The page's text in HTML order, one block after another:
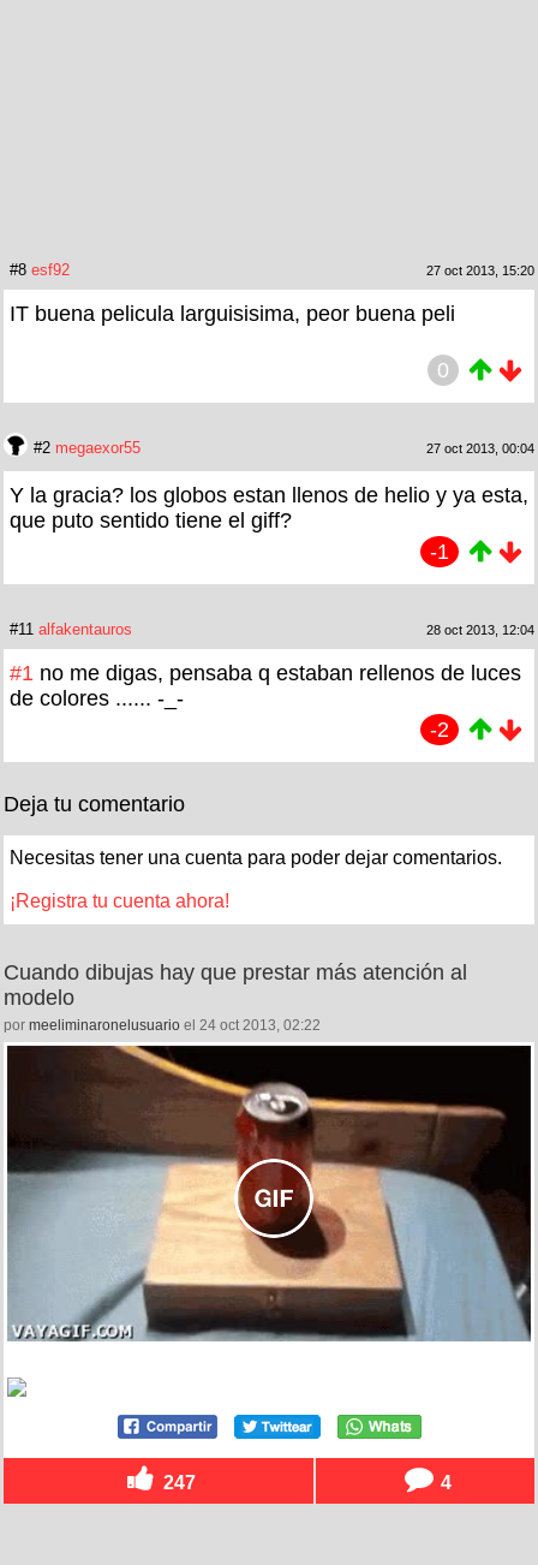
#8 esf92 27 oct 2013, 15:20
IT buena pelicula larguisisima, peor buena peli
0
#2 megaexor55 27 oct 2013, 00:04
Y la gracia? los globos estan llenos de helio y ya esta,
que puto sentido tiene el giff?
-1
#11 alfakentauros 28 oct 2013, 12:04
#1 no me digas, pensaba q estaban rellenos de luces
de colores ...... -_-
-2
Deja tu comentario
Necesitas tener una cuenta para poder dejar comentarios.
¡Registra tu cuenta ahora!
Cuando dibujas hay que prestar más atención al
modelo
por meeliminaronelusuario el 24 oct 2013, 02:22
247 4